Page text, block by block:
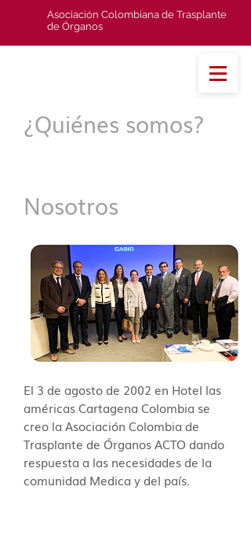
Asociación Colombiana de Trasplante
de Órganos
¿Quiénes somos?
Nosotros
El 3 de agosto de 2002 en Hotel las
américas Cartagena Colombia se
creo la Asociación Colombia de
Trasplante de Órganos ACTO dando
respuesta a las necesidades de la
comunidad Medica y del país.